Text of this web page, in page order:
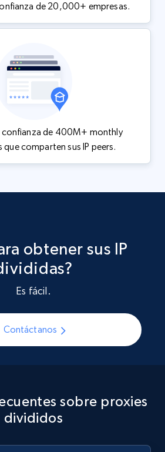
de 20,000+ empresas.
confianza de 400M+ monthly
comparten sus IP peers.
obtener sus IP
Es fácil.
Contáctanos
sobre proxies
divididos